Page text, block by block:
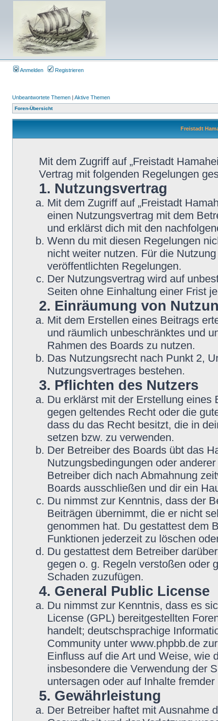
Anmelden Registrieren
Unbeantwortete Themen | Aktive Themen
Foren-Übersicht
Freistadt
Mit dem Zugriff auf „Freistadt
Vertrag mit folgenden Regelungen
1. Nutzungsvertrag
Mit dem Zugriff auf „Freistadt
einen Nutzungsvertrag mit dem
und erklärst dich mit den
Wenn du mit diesen Regelungen
nicht weiter nutzen. Für die
veröffentlichten Regelungen.
Der Nutzungsvertrag wird auf
Seiten ohne Einhaltung einer Frist
2. Einräumung von
Mit dem Erstellen eines Beitrags
und räumlich unbeschränktes und
Rahmen des Boards zu nutzen.
Das Nutzungsrecht nach Punkt 2,
Nutzungsvertrages bestehen.
3. Pflichten des Nutzers
Du erklärst mit der Erstellung eines
gegen geltendes Recht oder die
dass du das Recht besitzt, die in
setzen bzw. zu verwenden.
Der Betreiber des Boards übt das
Nutzungsbedingungen oder
Betreiber dich nach Abmahnung
Boards ausschließen und dir ein
Du nimmst zur Kenntnis, dass der
Beiträgen übernimmt, die er nicht
genommen hat. Du gestattest dem
Funktionen jederzeit zu löschen
Du gestattest dem Betreiber
gegen o. g. Regeln verstoßen oder
Schaden zuzufügen.
4. General Public License
Du nimmst zur Kenntnis, dass es
License (GPL) bereitgestellten
handelt; deutschsprachige
Community unter www.phpbb.de
Einfluss auf die Art und Weise, wie
insbesondere die Verwendung der
untersagen oder auf Inhalte
5. Gewährleistung
Der Betreiber haftet mit Ausnahme